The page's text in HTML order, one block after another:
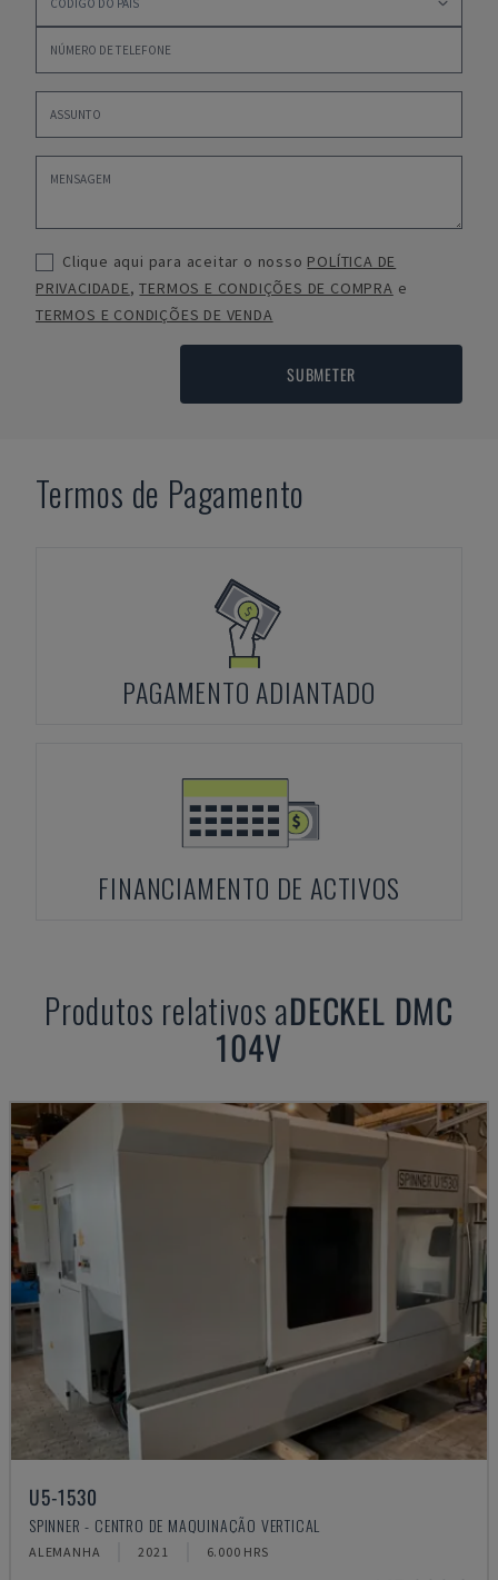
Clique aqui para aceitar o nosso POLÍTICA DE
PRIVACIDADE,TERMOS E CONDIÇÕES DE COMPRA e
TERMOS E CONDIÇÕES DE VENDA
SUBMETER
Termos de Pagamento
PAGAMENTO ADIANTADO
FINANCIAMENTO DE ACTIVOS
Produtos relativos aDECKEL DMC
104V
U5-1530
SPINNER - CENTRO DE MAQUINAÇÃO VERTICAL
ALEMANHA 2021 6.000 HRS